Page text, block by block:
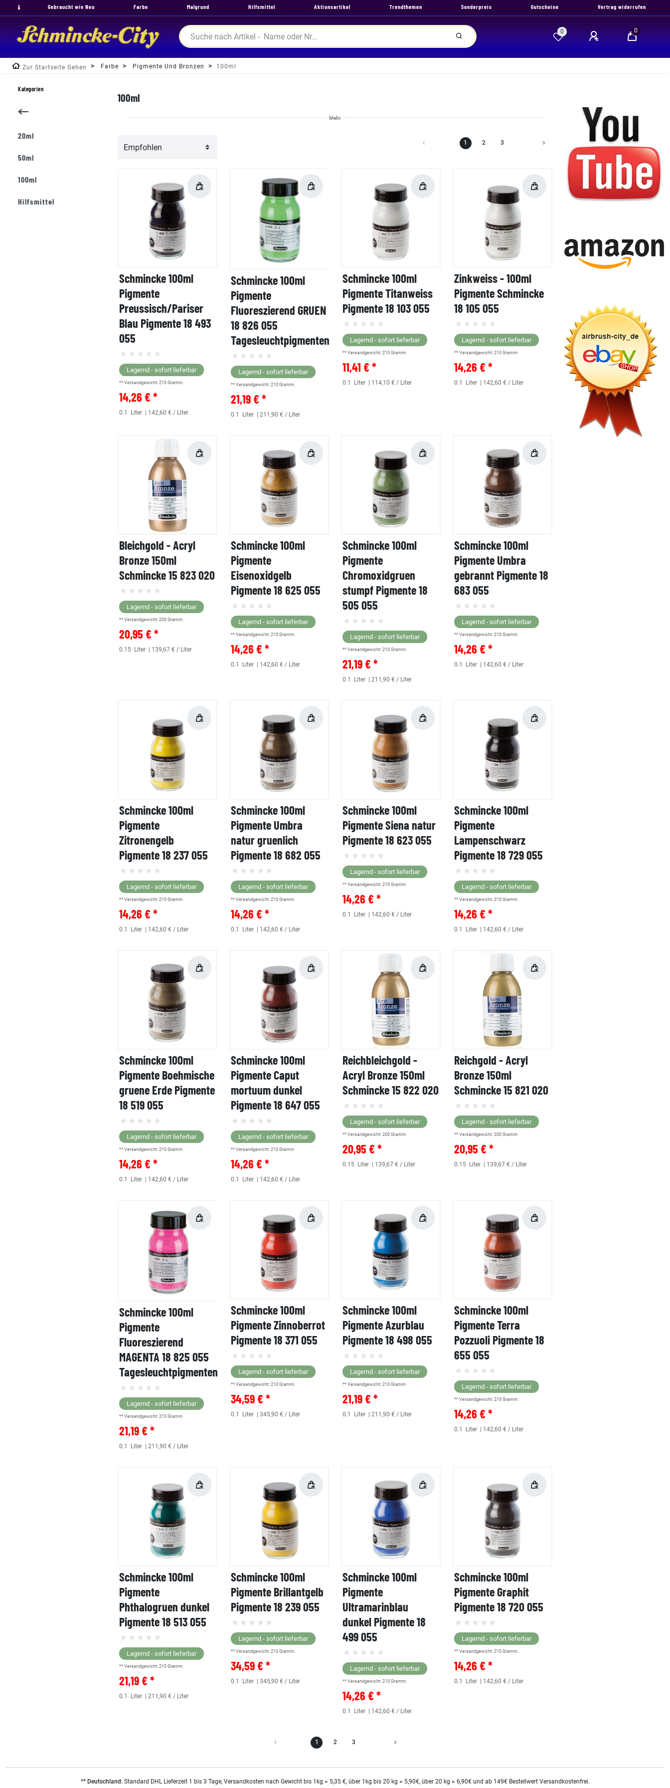
Gebraucht wie Neu Farbe Malgrund Hilfsmittel Aktionsartikel Trendthemen Sonderpreis Gutscheine Vertrag widerrufen
0 0
Zur Startseite Gehen Farbe Pigmente Und Bronzen 100ml
100ml
1 2 3
Schmincke 100ml
Pigmente
Preussisch/Pariser
Blau Pigmente 18 493
055
Lagernd - sofort lieferbar
** Versandgewicht: 210 Gramm.
14,26 € *
0.1 Liter | 142,60 € / Liter
Schmincke 100ml
Pigmente
Fluoreszierend GRUEN
18 826 055
Tagesleuchtpigmenten
Lagernd - sofort lieferbar
** Versandgewicht: 210 Gramm.
21,19 € *
0.1 Liter | 211,90 € / Liter
Schmincke 100ml
Pigmente Titanweiss
Pigmente 18 103 055
Lagernd - sofort lieferbar
** Versandgewicht: 210 Gramm.
11,41 € *
0.1 Liter | 114,10 € / Liter
Zinkweiss - 100ml
Pigmente Schmincke
18 105 055
Lagernd - sofort lieferbar
** Versandgewicht: 210 Gramm.
14,26 € *
0.1 Liter | 142,60 € / Liter
Bleichgold - Acryl
Bronze 150ml
Schmincke 15 823 020
Lagernd - sofort lieferbar
** Versandgewicht: 200 Gramm.
20,95 € *
0.15 Liter | 139,67 € / Liter
Schmincke 100ml
Pigmente
Eisenoxidgelb
Pigmente 18 625 055
Lagernd - sofort lieferbar
** Versandgewicht: 210 Gramm.
14,26 € *
0.1 Liter | 142,60 € / Liter
Schmincke 100ml
Pigmente
Chromoxidgruen
stumpf Pigmente 18
505 055
Lagernd - sofort lieferbar
** Versandgewicht: 210 Gramm.
21,19 € *
0.1 Liter | 211,90 € / Liter
Schmincke 100ml
Pigmente Umbra
gebrannt Pigmente 18
683 055
Lagernd - sofort lieferbar
** Versandgewicht: 210 Gramm.
14,26 € *
0.1 Liter | 142,60 € / Liter
Schmincke 100ml
Pigmente
Zitronengelb
Pigmente 18 237 055
Lagernd - sofort lieferbar
** Versandgewicht: 210 Gramm.
14,26 € *
0.1 Liter | 142,60 € / Liter
Schmincke 100ml
Pigmente Umbra
natur gruenlich
Pigmente 18 682 055
Lagernd - sofort lieferbar
** Versandgewicht: 210 Gramm.
14,26 € *
0.1 Liter | 142,60 € / Liter
Schmincke 100ml
Pigmente Siena natur
Pigmente 18 623 055
Lagernd - sofort lieferbar
** Versandgewicht: 210 Gramm.
14,26 € *
0.1 Liter | 142,60 € / Liter
Schmincke 100ml
Pigmente
Lampenschwarz
Pigmente 18 729 055
Lagernd - sofort lieferbar
** Versandgewicht: 210 Gramm.
14,26 € *
0.1 Liter | 142,60 € / Liter
Schmincke 100ml
Pigmente Boehmische
gruene Erde Pigmente
18 519 055
Lagernd - sofort lieferbar
** Versandgewicht: 210 Gramm.
14,26 € *
0.1 Liter | 142,60 € / Liter
Schmincke 100ml
Pigmente Caput
mortuum dunkel
Pigmente 18 647 055
Lagernd - sofort lieferbar
** Versandgewicht: 210 Gramm.
14,26 € *
0.1 Liter | 142,60 € / Liter
Reichbleichgold -
Acryl Bronze 150ml
Schmincke 15 822 020
Lagernd - sofort lieferbar
** Versandgewicht: 200 Gramm.
20,95 € *
0.15 Liter | 139,67 € / Liter
Reichgold - Acryl
Bronze 150ml
Schmincke 15 821 020
Lagernd - sofort lieferbar
** Versandgewicht: 200 Gramm.
20,95 € *
0.15 Liter | 139,67 € / Liter
Schmincke 100ml
Pigmente
Fluoreszierend
MAGENTA 18 825 055
Tagesleuchtpigmenten
Lagernd - sofort lieferbar
** Versandgewicht: 210 Gramm.
21,19 € *
0.1 Liter | 211,90 € / Liter
Schmincke 100ml
Pigmente Zinnoberrot
Pigmente 18 371 055
Lagernd - sofort lieferbar
** Versandgewicht: 210 Gramm.
34,59 € *
0.1 Liter | 345,90 € / Liter
Schmincke 100ml
Pigmente Azurblau
Pigmente 18 498 055
Lagernd - sofort lieferbar
** Versandgewicht: 210 Gramm.
21,19 € *
0.1 Liter | 211,90 € / Liter
Schmincke 100ml
Pigmente Terra
Pozzuoli Pigmente 18
655 055
Lagernd - sofort lieferbar
** Versandgewicht: 210 Gramm.
14,26 € *
0.1 Liter | 142,60 € / Liter
Schmincke 100ml
Pigmente
Phthalogruen dunkel
Pigmente 18 513 055
Lagernd - sofort lieferbar
** Versandgewicht: 210 Gramm.
21,19 € *
0.1 Liter | 211,90 € / Liter
Schmincke 100ml
Pigmente Brillantgelb
Pigmente 18 239 055
Lagernd - sofort lieferbar
** Versandgewicht: 210 Gramm.
34,59 € *
0.1 Liter | 345,90 € / Liter
Schmincke 100ml
Pigmente
Ultramarinblau
dunkel Pigmente 18
499 055
Lagernd - sofort lieferbar
** Versandgewicht: 210 Gramm.
14,26 € *
0.1 Liter | 142,60 € / Liter
Schmincke 100ml
Pigmente Graphit
Pigmente 18 720 055
Lagernd - sofort lieferbar
** Versandgewicht: 210 Gramm.
14,26 € *
0.1 Liter | 142,60 € / Liter
1 2 3
Kategorien
20ml
50ml
100ml
Hilfsmittel
** Deutschland:Standard DHL Lieferzeit 1 bis 3 Tage, Versandkosten nach Gewicht bis 1kg = 5,35 €, über 1kg bis 20 kg = 5,90€, über 20 kg = 6,90€ und ab 149€ Bestellwert Versandkostenfrei.